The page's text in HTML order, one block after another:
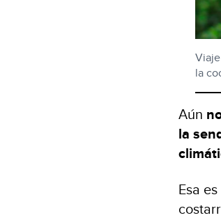
la
Aún
la
Esa